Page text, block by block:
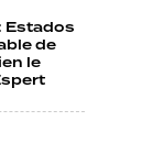
Estados
de
le